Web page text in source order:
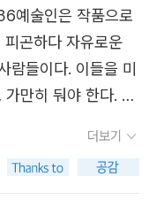
예술인은 작품으로
곤하다 자유로운
람들이다. 이들을 미
가만히 둬야 한다. -
더보기